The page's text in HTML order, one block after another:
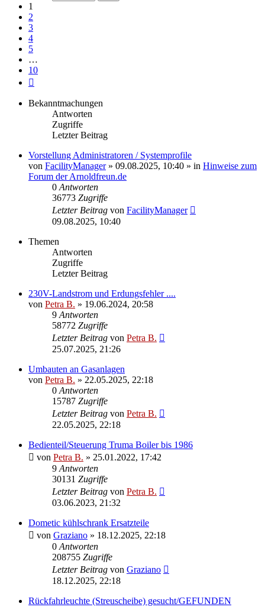
1
2
3
4
5
…
10
Bekanntmachungen
Antworten
Zugriffe
Letzter Beitrag
Vorstellung Administratoren / Systemprofile
von FacilityManager» 09.08.2025, 10:40 » in Hinweise zum
Forum der Arnoldfreun.de
0 Antworten
36773 Zugriffe
Letzter Beitrag von FacilityManager
09.08.2025, 10:40
Themen
Antworten
Zugriffe
Letzter Beitrag
230V-Landstrom und Erdungsfehler ....
von Petra B. » 19.06.2024, 20:58
9 Antworten
58772 Zugriffe
Letzter Beitrag von Petra B.
25.07.2025, 21:26
Umbauten an Gasanlagen
von Petra B. » 22.05.2025, 22:18
0 Antworten
15787 Zugriffe
Letzter Beitrag von Petra B.
22.05.2025, 22:18
Bedienteil/Steuerung Truma Boiler bis 1986
von Petra B. » 25.01.2022, 17:42
9 Antworten
30131 Zugriffe
Letzter Beitrag von Petra B.
03.06.2023, 21:32
Dometic kühlschrank Ersatzteile
von Graziano » 18.12.2025, 22:18
0 Antworten
208755 Zugriffe
Letzter Beitrag von Graziano
18.12.2025, 22:18
Rückfahrleuchte (Streuscheibe) gesucht/GEFUNDEN